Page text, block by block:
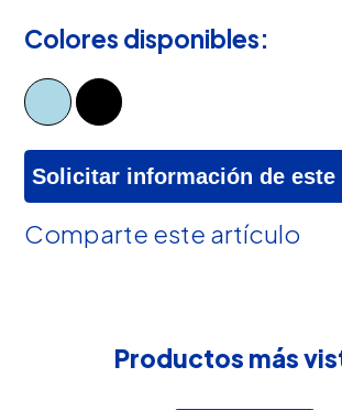
Colores disponibles:
Solicitar información de
Comparte este artículo
Productos más